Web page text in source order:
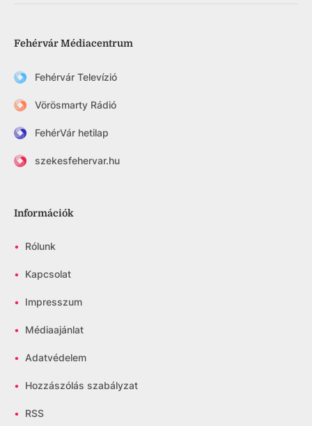
Fehérvár Médiacentrum
Fehérvár Televízió
Vörösmarty Rádió
FehérVár hetilap
szekesfehervar.hu
Információk
• Rólunk
• Kapcsolat
• Impresszum
• Médiaajánlat
• Adatvédelem
• Hozzászólás szabályzat
• RSS